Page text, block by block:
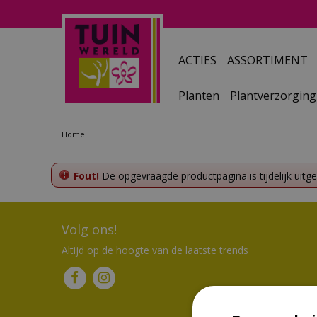
Home
ACTIES ASSORTIMENT
Planten Plantverzorging
Fout! De opgevraagde productpagina is tijdelijk
Volg ons!
Altijd op de hoogte van de laatste trends